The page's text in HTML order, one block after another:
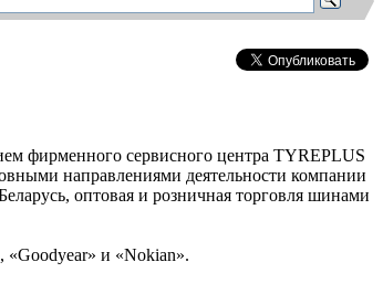
фирменного сервисного центра TYREPLUS
направлениями деятельности компании
оптовая и розничная торговля шинами
и «Nokian».